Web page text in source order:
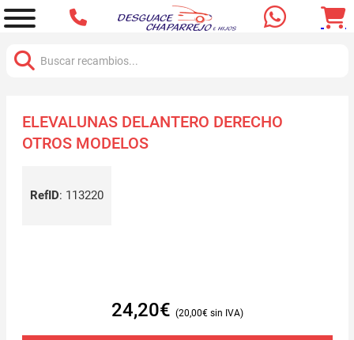
ELEVALUNAS DELANTERO DERECHO
OTROS MODELOS
RefID: 113220
24,20€ 20,00€